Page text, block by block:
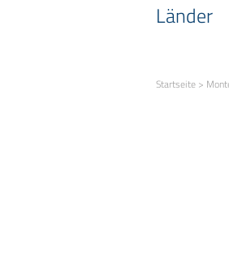
Länder
Startseite >